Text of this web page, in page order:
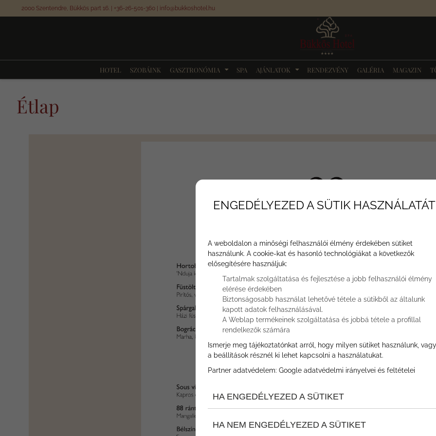
2000 Szentendre, Bükkös part 16.| +36-26-501-360| info@bukkoshotel.hu
HOTEL SZOBÁINK GASZTRONÓMIA SPA AJÁNLATOK RENDEZVÉNY GALÉRIA MAGAZIN
Étlap
ENGEDÉLYEZED A SÜTIK
A weboldalon a minőségi felhasználói élmény érdekében sütiket
használunk. A cookie-kat és hasonló technológiákat a következők
elősegítésére használjuk:
Tartalmak szolgáltatása és fejlesztése a jobb felhasználói élmény
elérése érdekében
Biztonságosabb használat lehetővé tétele a sütikből az általunk
kapott adatok felhasználásával.
A Weblap termékeinek szolgáltatása és jobbá tétele a profillal
rendelkezők számára
Ismerje meg tájékoztatónkat arról, hogy milyen sütiket használunk, vagy
a beállítások résznél ki lehet kapcsolni a használatukat.
Partner adatvédelem: Google adatvédelmi irányelvei és feltételei
HA ENGEDÉLYEZED A SÜTIKET
HA NEM ENGEDÉLYEZED A SÜTIKET